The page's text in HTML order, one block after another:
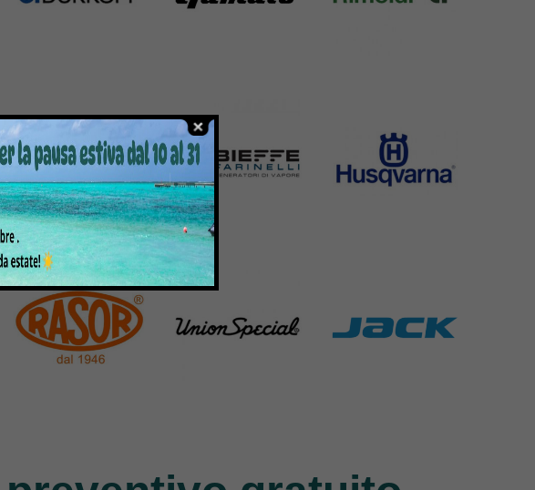
Cornely
198 Products
Bieffe
42 Products